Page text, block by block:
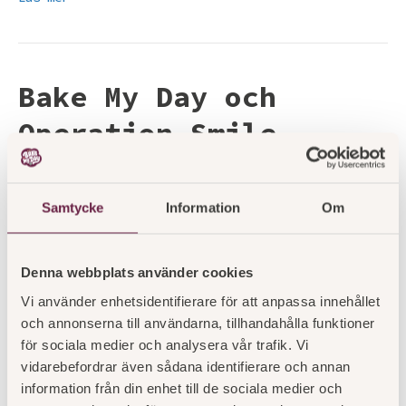
Samtycke Information Om
Denna webbplats använder cookies
Vi använder enhetsidentifierare för att anpassa innehållet
och annonserna till användarna, tillhandahålla funktioner
för sociala medier och analysera vår trafik. Vi
vidarebefordrar även sådana identifierare och annan
information från din enhet till de sociala medier och
Bake My Day och
Operation Smile
lanserar nytt
partnerskap
Bake
My
och
Operation
Smile
lanserar